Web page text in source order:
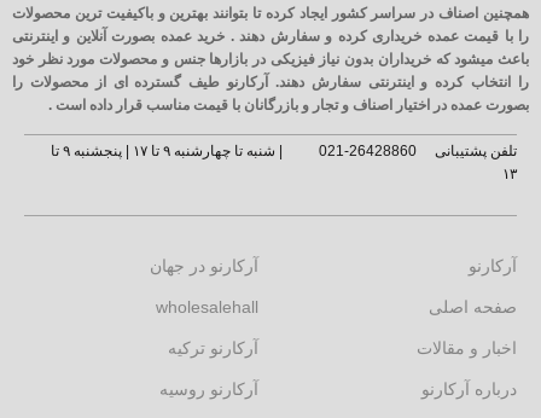
همچنین اصناف در سراسر کشور ایجاد کرده تا بتوانند بهترین و باکیفیت ترین محصولات
را با قیمت عمده خریداری کرده و سفارش دهند . خرید عمده بصورت آنلاین و اینترنتی
باعث میشود که خریداران بدون نیاز فیزیکی در بازارها جنس و محصولات مورد نظر خود
را انتخاب کرده و اینترنتی سفارش دهند. آرکارنو طیف گسترده ای از محصولات را
بصورت عمده در اختیار اصناف و تجار و بازرگانان با قیمت مناسب قرار داده است .
تلفن پشتیبانی 26428860-021
| شنبه تا چهارشنبه ۹ تا ۱۷ | پنجشنبه ۹ تا
۱۳
آرکارنو
صفحه اصلی
اخبار و مقالات
درباره آرکارنو
آرکارنو در جهان
wholesalehall
آرکارنو ترکیه
آرکارنو روسیه